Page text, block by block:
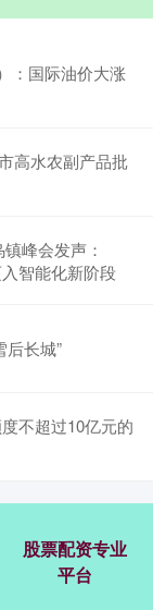
：国际油价大涨
高水农副产品批
峰会发声：
智能化新阶段
后长城”
不超过10亿元的
股票配资专业
平台